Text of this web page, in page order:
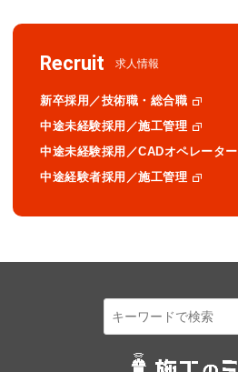
Recruit 求人情報
新卒採用／技術職・総合職
中途未経験採用／施工管理
中途未経験採用／CADオペレーター
中途経験者採用／施工管理